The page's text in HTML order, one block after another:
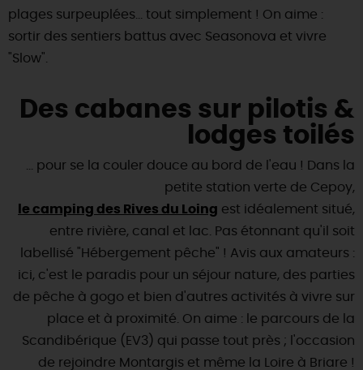
CE WEEK-END
CETTE SEMAINE
TOUT L'AGENDA
plages surpeuplées... tout simplement ! On aime :
sortir des sentiers battus avec Seasonova et vivre
"Slow".
Des cabanes sur pilotis &
lodges toilés
... pour se la couler douce au bord de l'eau ! Dans la
petite station verte de Cepoy,
le camping des Rives du Loing est idéalement situé,
entre rivière, canal et lac. Pas étonnant qu'il soit
labellisé "Hébergement pêche" ! Avis aux amateurs :
ici, c'est le paradis pour un séjour nature, des parties
de pêche à gogo et bien d'autres activités à vivre sur
place et à proximité. On aime : le parcours de la
Scandibérique (EV3) qui passe tout près ; l'occasion
de rejoindre Montargis et même la Loire à Briare !